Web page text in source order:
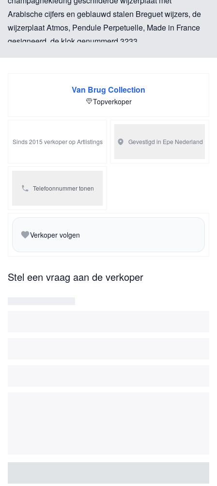
Arabische cijfers en geblauwd stalen Breguet wijzers, de
wijzerplaat Atmos, Pendule Perpetuelle, Made in France
gesigneerd, de klok genummerd 3233.
Van Brug Collection
Topverkoper
Sinds 2015 verkoper op Artlistings Gevestigd in Epe Nederland
Telefoonnummer tonen
Verkoper volgen
Stel een vraag aan de verkoper